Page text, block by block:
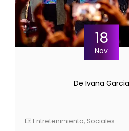
18
Nov
De Ivana Garcia
Entretenimiento, Sociales